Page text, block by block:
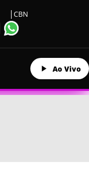
CBN
Ao Vivo